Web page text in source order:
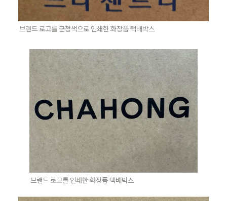
브랜드 로고를 군청색으로 인쇄한 화장품 택배박스
브랜드 로고를 인쇄한 화장품 택배박스